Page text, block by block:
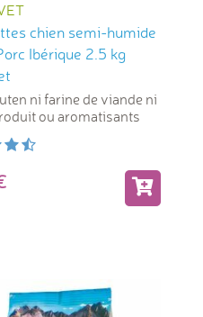
chien semi-humide
Ibérique 2.5 kg
ni farine de viande ni
ou aromatisants